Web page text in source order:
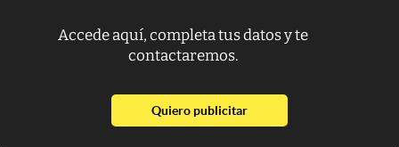
Accede aquí, completa tus datos y te
contactaremos.
Quiero publicitarabre en nueva pestaña